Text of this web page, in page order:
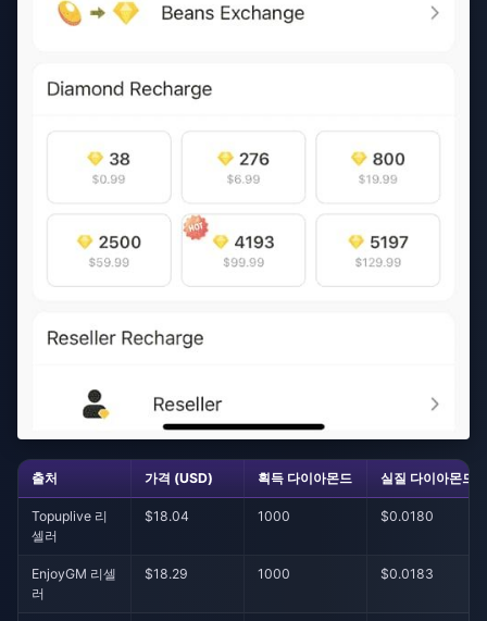
출처 가격 (USD) 획득 다이아몬드 실질 다이아몬드
Topuplive 리
셀러
$18.04 1000 $0.0180
EnjoyGM 리셀
러
$18.29 1000 $0.0183